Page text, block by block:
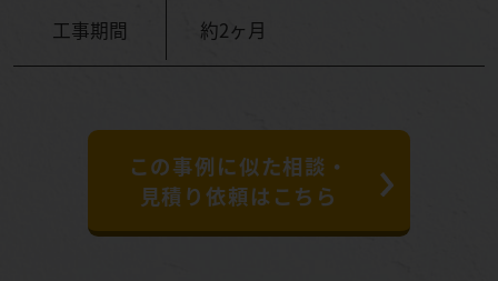
工事期間 約2ヶ月
この事例に似た相談・
見積り依頼はこちら